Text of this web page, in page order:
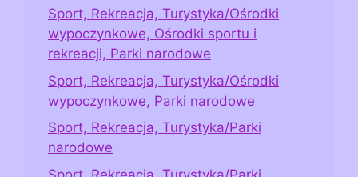
Sport, Rekreacja, Turystyka/Ośrodki
wypoczynkowe, Ośrodki sportu i
rekreacji, Parki narodowe
Sport, Rekreacja, Turystyka/Ośrodki
wypoczynkowe, Parki narodowe
Sport, Rekreacja, Turystyka/Parki
narodowe